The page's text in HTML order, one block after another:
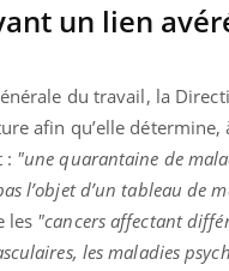
un lien
du travail, la
afin qu’elle
: "une quarantaine de
l’objet d’un tableau de
les "cancers affectant
les maladies